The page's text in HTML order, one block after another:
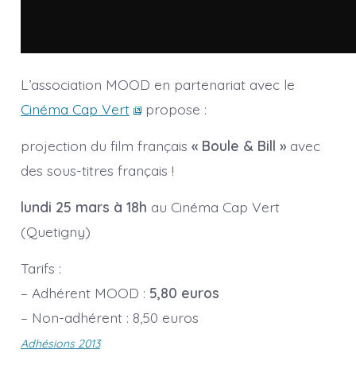
L’association MOOD en partenariat avec le
Cinéma Cap Vert
propose :
projection du film français « Boule & Bill »avec
des sous-titres français !
lundi 25 mars à 18h au Cinéma Cap Vert
(Quetigny)
Tarifs :
– Adhérent MOOD : 5,80 euros
– Non-adhérent : 8,50 euros
Adhésions 2013.